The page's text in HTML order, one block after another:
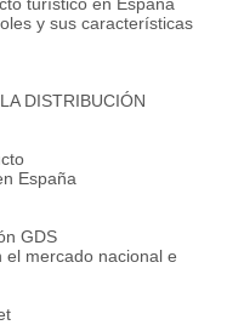
y sus características
DISTRIBUCIÓN
España
GDS
mercado nacional e